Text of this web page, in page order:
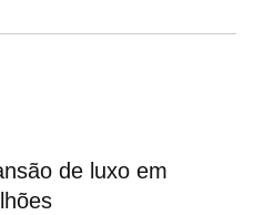
de luxo em